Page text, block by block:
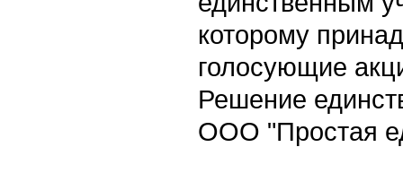
которому
голосующие
Решение
ООО "Простая